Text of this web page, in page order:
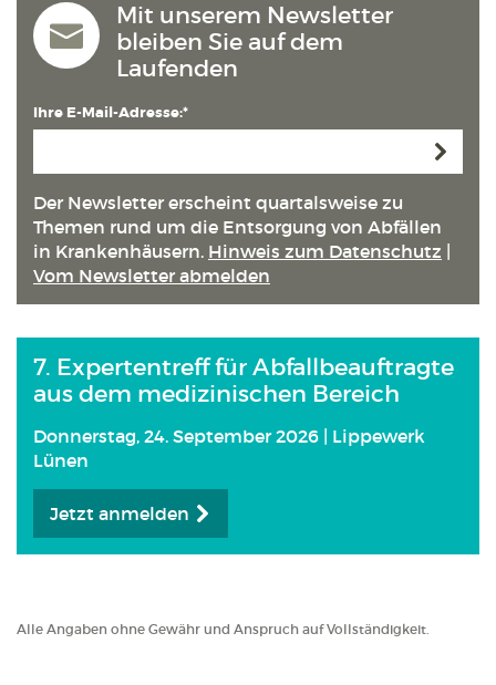
Mit unserem Newsletter
bleiben Sie auf dem
Laufenden
Ihre E-Mail-Adresse:*
Der Newsletter erscheint quartals­weise zu
Themen rund um die Entsorgung von Abfällen
in Kranken­häusern. Hinweis zum Datenschutz
Vom Newsletter abmelden
7. Expertentreff für Abfallbeauftragte
aus dem medizinischen Bereich
Donnerstag, 24. September 2026 | Lippewerk
Lünen
Jetzt anmelden
Alle Angaben ohne Gewähr und Anspruch auf Vollständigkeit.